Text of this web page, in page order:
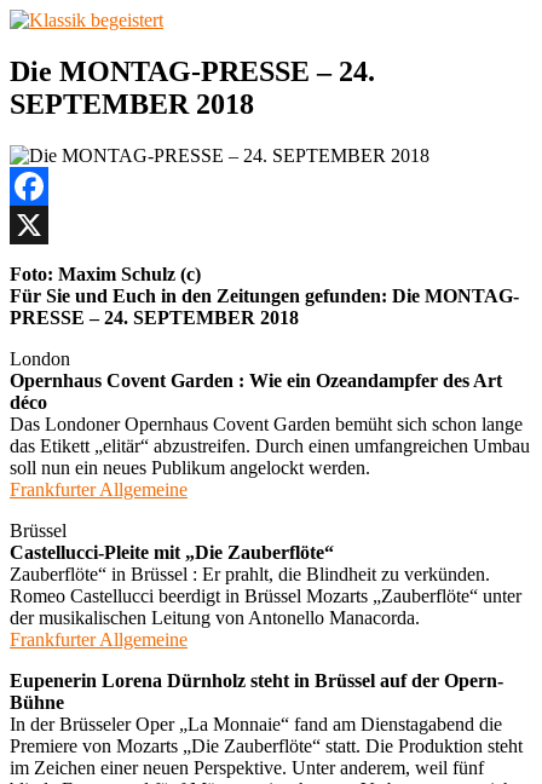
Die MONTAG-PRESSE – 24.
SEPTEMBER 2018
Facebook
X
Foto: Maxim Schulz (c)
Für Sie und Euch in den Zeitungen gefunden: Die MONTAG-
PRESSE – 24. SEPTEMBER 2018
London
Opernhaus Covent Garden : Wie ein Ozeandampfer des Art
déco
Das Londoner Opernhaus Covent Garden bemüht sich schon lange
das Etikett „elitär“ abzustreifen. Durch einen umfangreichen Umbau
soll nun ein neues Publikum angelockt werden.
Frankfurter Allgemeine
Brüssel
Castellucci-Pleite mit „Die Zauberflöte“
Zauberflöte“ in Brüssel : Er prahlt, die Blindheit zu verkünden.
Romeo Castellucci beerdigt in Brüssel Mozarts „Zauberflöte“ unter
der musikalischen Leitung von Antonello Manacorda.
Frankfurter Allgemeine
Eupenerin Lorena Dürnholz steht in Brüssel auf der Opern-
Bühne
In der Brüsseler Oper „La Monnaie“ fand am Dienstagabend die
Premiere von Mozarts „Die Zauberflöte“ statt. Die Produktion steht
im Zeichen einer neuen Perspektive. Unter anderem, weil fünf